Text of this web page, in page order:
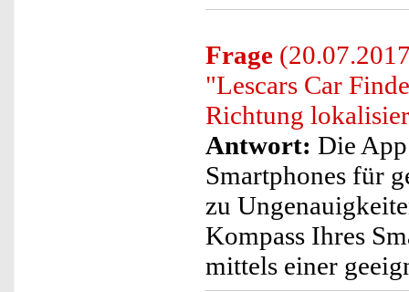
Frage
"Lescars Car
Richtung
Antwort: Die
Smartphones für
zu
Kompass Ihres
mittels einer